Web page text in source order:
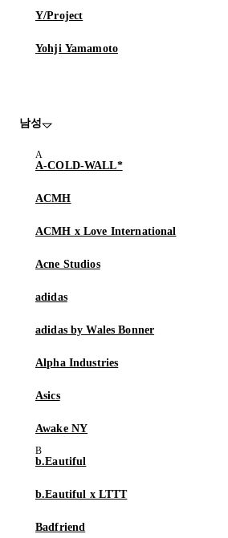
Y/Project
Yohji Yamamoto
남성
A-COLD-WALL*
ACMH
ACMH x Love International
Acne Studios
adidas
adidas by Wales Bonner
Alpha Industries
Asics
Awake NY
b.Eautiful
b.Eautiful x LTTT
Badfriend